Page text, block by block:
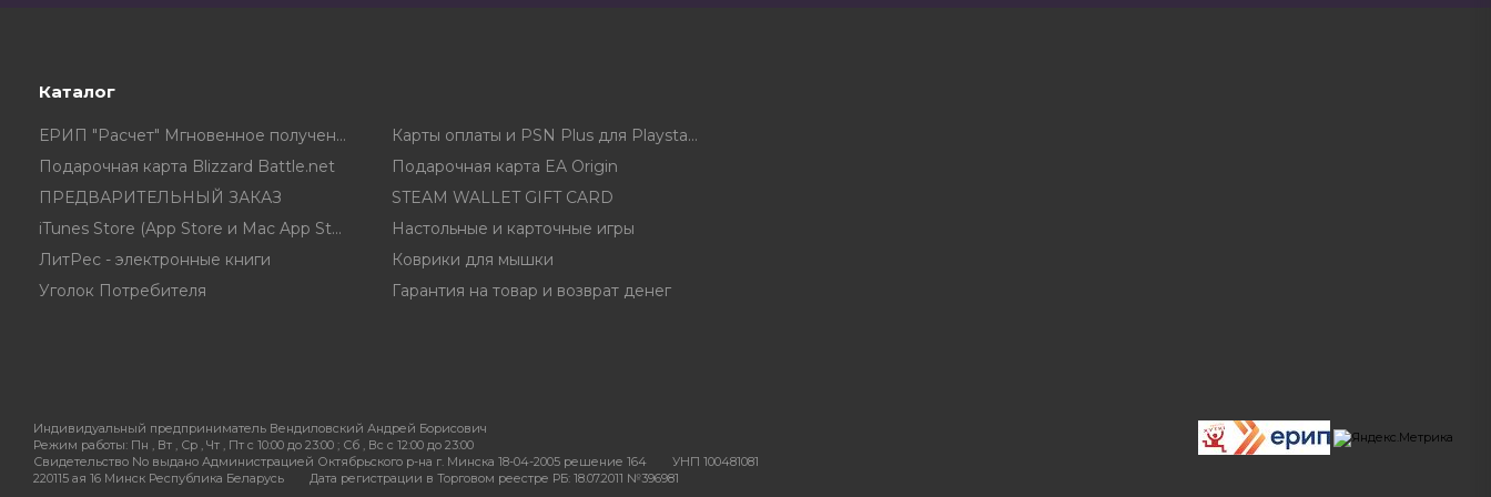
Каталог
ЕРИП "Расчет" Мгновенное получение ключа в чеке
Карты оплаты и PSN Plus для Playstation 5 и 4 и 3 (PSN)
Подарочная карта Blizzard Battle.net
Подарочная карта EA Origin
ПРЕДВАРИТЕЛЬНЫЙ ЗАКАЗ
STEAM WALLET GIFT CARD
iTunes Store (App Store и Mac App Store) Gift Card
Настольные и карточные игры
ЛитРес - электронные книги
Коврики для мышки
Уголок Потребителя
Гарантия на товар и возврат денег
Индивидуальный предприниматель Вендиловский Андрей Борисович
Режим работы: Пн , Вт , Ср , Чт , Пт c 10:00 до 23:00 ; Сб , Вс c 12:00 до 23:00
Свидетельство No выдано Администрацией Октябрьского р-на г. Минска 18-04-2005 решение 164
УНП 100481081
220115 ая 16 Минск Республика Беларусь
Дата регистрации в Торговом реестре РБ: 18.07.2011 №396981